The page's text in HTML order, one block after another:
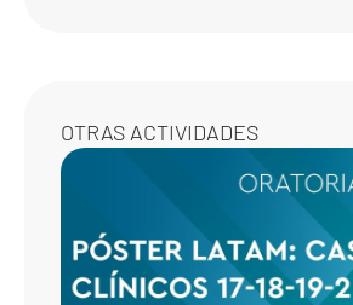
OTRAS ACTIVIDADES